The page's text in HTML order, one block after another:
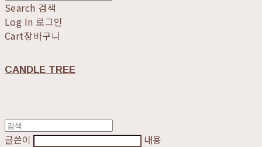
Search 검색
Log In 로그인
Cart장바구니
CANDLE TREE
글쓴이 내용